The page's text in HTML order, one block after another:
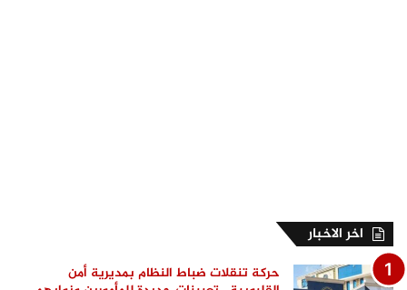
اخر الاخبار
حركة تنقلات ضباط النظام بمديرية أمن